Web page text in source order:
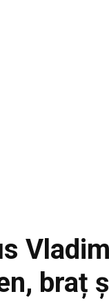
braț